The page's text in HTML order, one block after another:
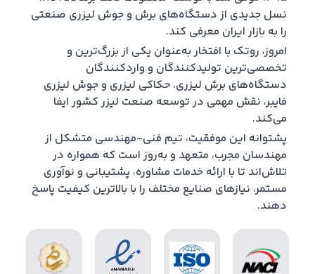
نسل جدیدی از دستگاه‌های برش و جوش لیزری صنعتی
را به بازار ایران معرفی کند.
امروز، روتک با افتخار به‌عنوان یکی از بزرگ‌ترین و
تخصصی‌ترین تولیدکنندگان و واردکنندگان
دستگاه‌های برش لیزری، حکاکی لیزری و جوش لیزری
فایبر، نقش مهمی در توسعه صنعت لیزر کشور ایفا
می‌کند.
پشتوانه این موفقیت، تیم فنی-مهندسی متشکل از
مهندسان مجرب، متعهد و به‌روز است که همواره در
تلاش‌اند تا با ارائه خدمات مشاوره، پشتیبانی و نوآوری
مستمر، نیازهای صنایع مختلف را با بالاترین کیفیت پاسخ
دهند.